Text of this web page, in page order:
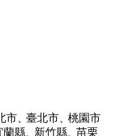
市、臺北市、桃園市
蘭縣、新竹縣、苗栗